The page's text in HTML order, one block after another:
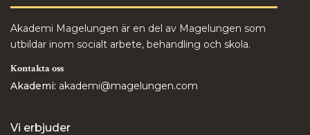
Akademi Magelungen är en del av Magelungen som
utbildar inom socialt arbete, behandling och skola.
Kontakta oss
Akademi: akademi@magelungen.com
Vi erbjuder